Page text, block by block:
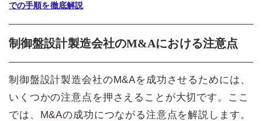
での手順を徹底解説
制御盤設計製造会社のM&Aにおける注意点
制御盤設計製造会社のM&Aを成功させるためには、
いくつかの注意点を押さえることが大切です。ここ
では、M&Aの成功につながる注意点を解説します。